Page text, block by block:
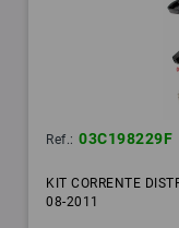
Ref.: 03C198229F
KIT CORRENTE
08-2011